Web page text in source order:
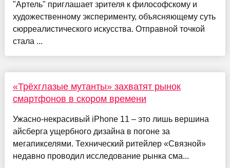
"Артель" приглашает зрителя к философскому и
художественному эксперименту, объясняющему суть
сюрреалистического искусства. Отправной точкой
стала ...
«Трёхглазые мутанты» захватят рынок
смартфонов в скором времени
Ужасно-некрасивый iPhone 11 – это лишь вершина
айсберга ущербного дизайна в погоне за
мегапикселями. Технический ритейлер «Связной»
недавно проводил исследование рынка сма...